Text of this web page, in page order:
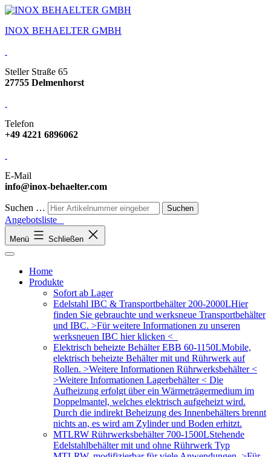
INOX BEHAELTER GMBH
Steller Straße 65
27755 Delmenhorst
Telefon
+49 4221 6896062
E-Mail
info@inox-behaelter.com
Suchen …
Angebotsliste
Menü Schließen
Home
Produkte
Sofort ab Lager
Edelstahl IBC & Transportbehälter 200-2000LHier
finden Sie gebrauchte und werksneue Transportbehälter
und IBC. >Für weitere Informationen zu unseren
werksneuen IBC hier klicken <
Elektrisch beheizte Behälter EBB 60-1150LMobile,
elektrisch beheizte Behälter mit und Rührwerk auf
Rollen. >Weitere Informationen Rührwerksbehälter <
>Weitere Informationen Lagerbehälter < Die
Aufheizung erfolgt über ein Wärmeträgermedium im
Doppelmantel, welches elektrisch aufgeheizt wird.
Durch die indirekt Beheizung des Innenbehälters brennt
nichts an, es wird am Zylinder und Boden erhitzt.
MTLRW Rührwerksbehälter 700-1500LStehende
Edelstahlbehälter mit und ohne Rührwerk Typ